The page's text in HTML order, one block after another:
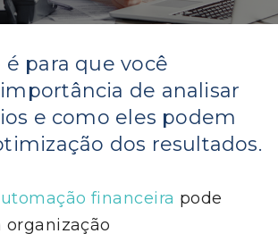
para que você
de analisar
e como eles podem
dos resultados.
financeira pode
organização